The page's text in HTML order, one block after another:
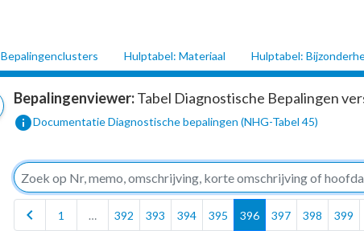
Bepalingenclusters Hulptabel: Materiaal Hulptabel:
Bepalingenviewer:Tabel Diagnostische Bepalingen
infoDocumentatie Diagnostische bepalingen (NHG-Tabel 45)
chevron_left
1 … 392 393 394 395 396 397 398 399